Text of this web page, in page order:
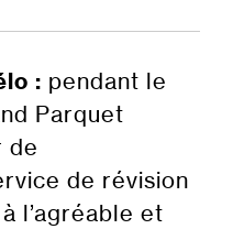
: pendant le
Parquet
de
de révision
l’agréable et